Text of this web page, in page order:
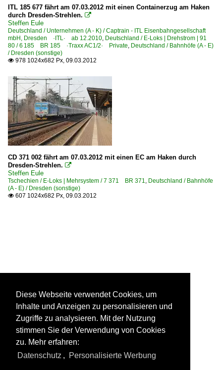
ITL 185 677 fährt am 07.03.2012 mit einen Containerzug am Haken
durch Dresden-Strehlen. 
Steffen Eule
Deutschland / Unternehmen (A - K) / Captrain - ITL Eisenbahngesellschaft
mbH, Dresden ·ITL· ab 12.2010, Deutschland / E-Loks | Drehstrom | 91
80 / 6 185 BR 185 ·Traxx AC1/2· Private, Deutschland / Bahnhöfe (A - E)
/ Dresden (sonstige)
 978 1024x682 Px, 09.03.2012
CD 371 002 fährt am 07.03.2012 mit einen EC am Haken durch
Dresden-Strehlen. 
Steffen Eule
Tschechien / E-Loks | Mehrsystem / 7 371 BR 371, Deutschland / Bahnhöfe
(A - E) / Dresden (sonstige)
 607 1024x682 Px, 09.03.2012
Diese Webseite verwendet Cookies, um
Inhalte und Anzeigen zu personalisieren und
Zugriffe zu analysieren. Mit der Nutzung
stimmen Sie der Verwendung von Cookies
zu. Mehr erfahren:
Datenschutz , Personalisierte Werbung